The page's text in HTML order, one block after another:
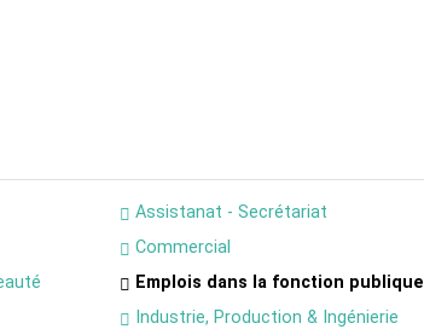
Assistanat - Secrétariat
Commercial
Emplois dans la fonction publique
Industrie, Production & Ingénierie